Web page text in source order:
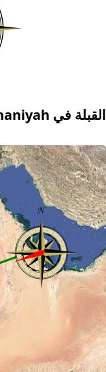
القبلة في Ash-Shahaniyah باستخدام الخريطة